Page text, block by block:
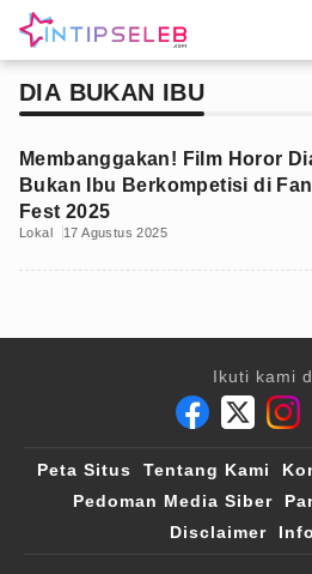
DIA BUKAN IBU
Membanggakan! Film Horor
Bukan Ibu Berkompetisi di
Fest 2025
Lokal 17 Agustus 2025
Ikuti kami
Peta Situs Tentang Kami
Pedoman Media Siber
Disclaimer